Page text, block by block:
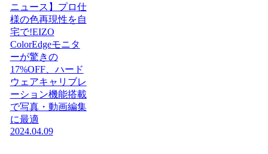
ニュース】プロ仕
様の色再現性を自
宅で!EIZO
ColorEdgeモニタ
ーが驚きの
17%OFF、ハード
ウェアキャリブレ
ーション機能搭載
で写真・動画編集
に最適
2024.04.09